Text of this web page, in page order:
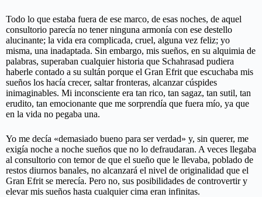
Todo lo que estaba fuera de ese marco, de esas noches, de aquel
consultorio parecía no tener ninguna armonía con ese destello
alucinante; la vida era complicada, cruel, alguna vez feliz; yo
misma, una inadaptada. Sin embargo, mis sueños, en su alquimia de
palabras, superaban cualquier historia que Schahrasad pudiera
haberle contado a su sultán porque el Gran Efrit que escuchaba mis
sueños los hacía crecer, saltar fronteras, alcanzar cúspides
inimaginables. Mi inconsciente era tan rico, tan sagaz, tan sutil, tan
erudito, tan emocionante que me sorprendía que fuera mío, ya que
en la vida no pegaba una.
Yo me decía «demasiado bueno para ser verdad» y, sin querer, me
exigía noche a noche sueños que no lo defraudaran. A veces llegaba
al consultorio con temor de que el sueño que le llevaba, poblado de
restos diurnos banales, no alcanzará el nivel de originalidad que el
Gran Efrit se merecía. Pero no, sus posibilidades de controvertir y
elevar mis sueños hasta cualquier cima eran infinitas.